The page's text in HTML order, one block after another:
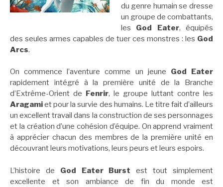
du genre humain se dresse
un groupe de combattants,
les God Eater, équipés
des seules armes capables de tuer ces monstres : les God
Arcs.
On commence l’aventure comme un jeune God Eater
rapidement intégré à la première unité de la Branche
d’Extrême-Orient de
Fenrir, le groupe luttant contre les
Aragamiet pour la survie des humains. Le titre fait d’ailleurs
un excellent travail dans la construction de ses personnages
et la création d’une cohésion d’équipe. On apprend vraiment
à apprécier chacun des membres de la première unité en
découvrant leurs motivations, leurs peurs et leurs espoirs.
L’histoire de God Eater Burst est tout simplement
excellente et son ambiance de fin du monde est